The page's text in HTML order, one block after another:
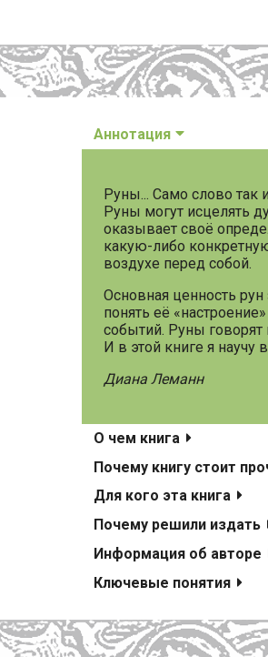
Аннотация
Руны... Само слово
Руны могут исцелять
оказывает своё
какую-либо
воздухе перед собой.
Основная ценность
понять её
событий. Руны говорят
И в этой книге я научу
Диана Леманн
О чем книга
Почему книгу стоит
Для кого эта книга
Почему решили издать
Информация об авторе
Ключевые понятия